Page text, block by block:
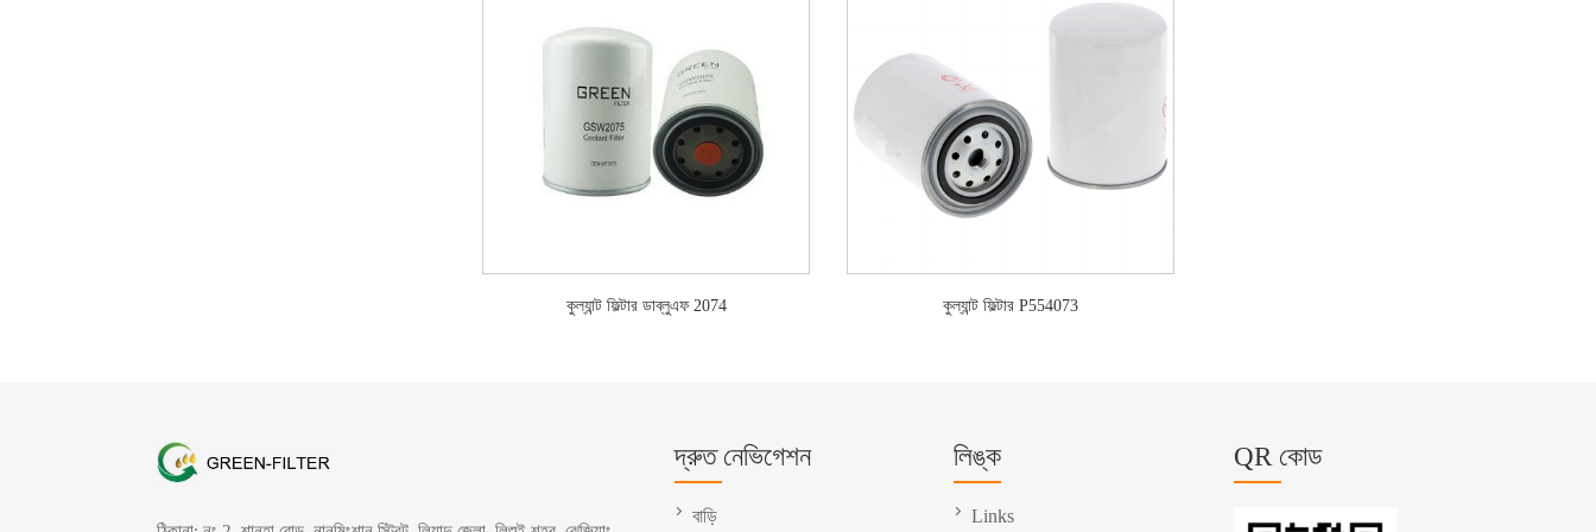
কুল্যান্ট ফিল্টার ডাব্লুএফ 2074 কুল্যান্ট ফিল্টার P554073
দ্রুত নেভিগেশন
বাড়ি
লিঙ্ক
Links
QR কোড